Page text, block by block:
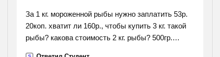
За 1 кг. мороженной рыбы нужно заплатить 53р.
20коп. хватит ли 160р., чтобы купить 3 кг. такой
рыбы? какова стоимость 2 кг. рыбы? 500гр.